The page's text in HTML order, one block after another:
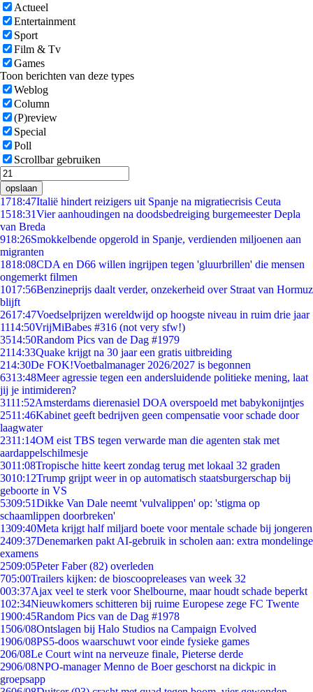
Actueel
Entertainment
Sport
Film & Tv
Games
Toon berichten van deze types
Weblog
Column
(P)review
Special
Poll
Scrollbar gebruiken
opslaan
1718:47Italië hindert reizigers uit Spanje na migratiecrisis Ceuta
1518:31Vier aanhoudingen na doodsbedreiging burgemeester Depla
van Breda
918:26Smokkelbende opgerold in Spanje, verdienden miljoenen aan
migranten
1818:08CDA en D66 willen ingrijpen tegen 'gluurbrillen' die mensen
ongemerkt filmen
1017:56Benzineprijs daalt verder, onzekerheid over Straat van Hormuz
blijft
2617:47Voedselprijzen wereldwijd op hoogste niveau in ruim drie jaar
1114:50VrijMiBabes #316 (not very sfw!)
3514:50Random Pics van de Dag #1979
2114:33Quake krijgt na 30 jaar een gratis uitbreiding
214:30De FOK!Voetbalmanager 2026/2027 is begonnen
6313:48Meer agressie tegen een andersluidende politieke mening, laat
jij je intimideren?
3111:52Amsterdams dierenasiel DOA overspoeld met babykonijntjes
2511:46Kabinet geeft bedrijven geen compensatie voor schade door
laagwater
2311:14OM eist TBS tegen verwarde man die agenten stak met
aardappelschilmesje
3011:08Tropische hitte keert zondag terug met lokaal 32 graden
3010:12Trump grijpt weer in op automatisch staatsburgerschap bij
geboorte in VS
5309:51Dikke Van Dale neemt 'vulvalippen' op: 'stigma op
schaamlippen doorbreken'
1309:40Meta krijgt half miljard boete voor mentale schade bij jongeren
2409:37Denemarken pakt AI-gebruik in scholen aan: extra mondelinge
examens
2509:05Peter Faber (82) overleden
705:00Trailers kijken: de bioscoopreleases van week 32
003:37Ajax veel te sterk voor Shelbourne, maar houdt schade beperkt
102:34Nieuwkomers schitteren bij ruime Europese zege FC Twente
1900:45Random Pics van de Dag #1978
1506/08Ontslagen bij Halo Studios na Campaign Evolved
1906/08PS5-doos waarschuwt voor einde fysieke games
206/08Le Court wint na nerveuze finale, Pieterse derde
2906/08NPO-manager Menno de Boer geschorst na dickpic in
groepsapp